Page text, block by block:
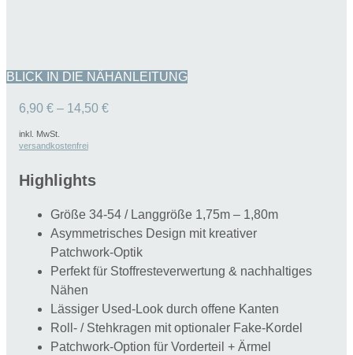
BLICK IN DIE NÄHANLEITUNG
6,90 € – 14,50 €
inkl. MwSt.
versandkostenfrei
Highlights
Größe 34-54 / Langgröße 1,75m – 1,80m
Asymmetrisches Design mit kreativer
Patchwork-Optik
Perfekt für Stoffresteverwertung & nachhaltiges
Nähen
Lässiger Used-Look durch offene Kanten
Roll- / Stehkragen mit optionaler Fake-Kordel
Patchwork-Option für Vorderteil + Ärmel